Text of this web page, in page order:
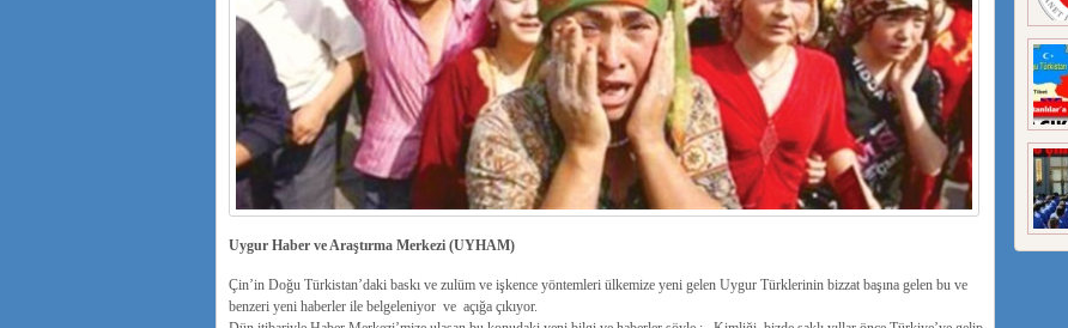
Uygur Haber ve Araştırma Merkezi (UYHAM)
Çin’in Doğu Türkistan’daki baskı ve zulüm ve işkence yöntemleri ülkemize yeni gelen Uygur Türklerinin bizzat başına gelen bu ve
benzeri yeni haberler ile belgeleniyor ve açığa çıkıyor.